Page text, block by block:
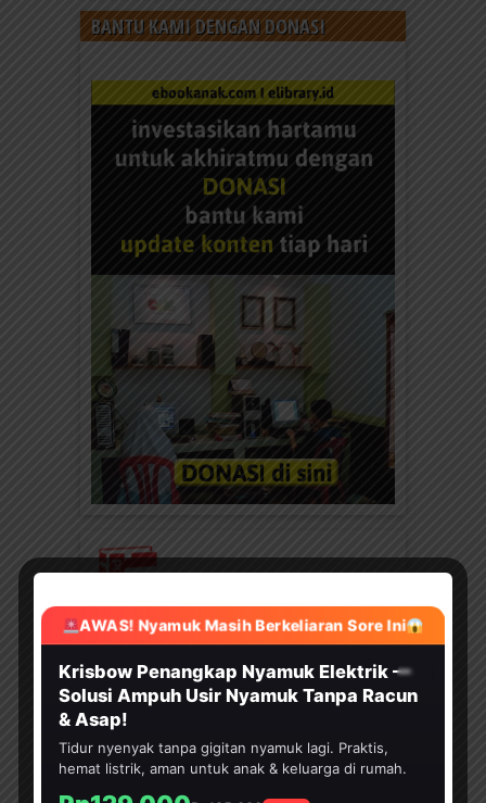
BANTU KAMI DENGAN DONASI
DOWNLOAD 400 JUDUL EBOOK ANAK
AWAS! Nyamuk Masih Berkeliaran Sore Ini
HEMAT 30%
Krisbow Penangkap Nyamuk Elektrik —
Solusi Ampuh Usir Nyamuk Tanpa Racun
& Asap!
Tidur nyenyak tanpa gigitan nyamuk lagi. Praktis,
hemat listrik, aman untuk anak & keluarga di rumah.